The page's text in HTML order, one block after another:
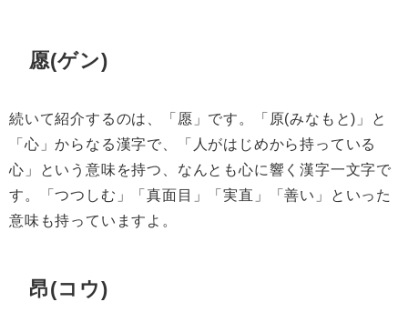
愿(ゲン)
続いて紹介するのは、「愿」です。「原(みなもと)」と
「心」からなる漢字で、「人がはじめから持っている
心」という意味を持つ、なんとも心に響く漢字一文字で
す。「つつしむ」「真面目」「実直」「善い」といった
意味も持っていますよ。
昂(コウ)